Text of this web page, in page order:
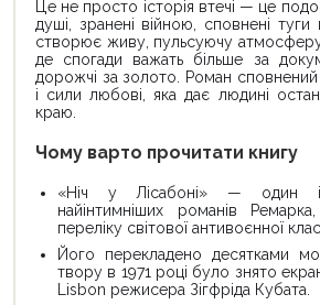
Це не просто історія втечі — це
душі, зранені війною, сповнені
створює живу, пульсуючу атмосферу
де спогади важать більше за
дорожчі за золото. Роман
і сили любові, яка дає людині
краю.
Чому варто прочитати книгу
«Ніч у Лісабоні» — один
найінтимніших романів
переліку світової антивоєнної
Його перекладено десятками
твору в 1971 році було знято
Lisbon режисера Зігфріда Кубата.